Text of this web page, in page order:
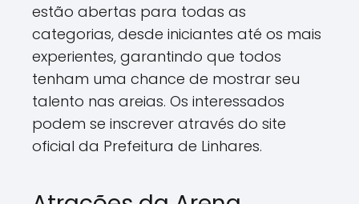
estão abertas para todas as
categorias, desde iniciantes até os mais
experientes, garantindo que todos
tenham uma chance de mostrar seu
talento nas areias. Os interessados
podem se inscrever através do site
oficial da Prefeitura de Linhares.